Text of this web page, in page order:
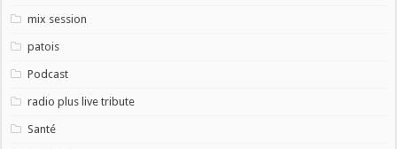
mix session
patois
Podcast
radio plus live tribute
Santé